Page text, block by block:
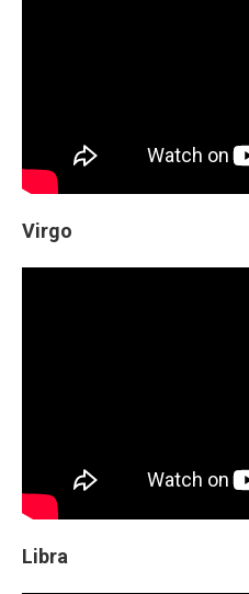
Virgo
Libra